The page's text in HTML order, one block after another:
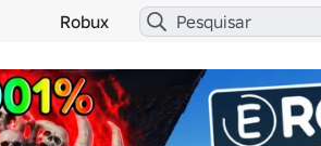
Robux